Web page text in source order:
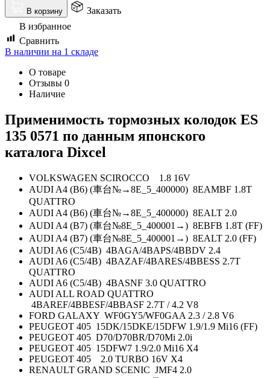
В корзину
Заказать
В избранное
Сравнить
В наличии на 1 складе
О товаре
Отзывы 0
Наличие
Применимость тормозных колодок ES
135 0571 по данным японского
каталога Dixcel
VOLKSWAGEN SCIROCCO 1.8 16V
AUDI A4 (B6) (車台№→8E_5_400000) 8EAMBF 1.8T
QUATTRO
AUDI A4 (B6) (車台№→8E_5_400000) 8EALT 2.0
AUDI A4 (B7) (車台№8E_5_400001→) 8EBFB 1.8T (FF)
AUDI A4 (B7) (車台№8E_5_400001→) 8EALT 2.0 (FF)
AUDI A6 (C5/4B) 4BAGA/4BAPS/4BBDV 2.4
AUDI A6 (C5/4B) 4BAZAF/4BARES/4BBESS 2.7T
QUATTRO
AUDI A6 (C5/4B) 4BASNF 3.0 QUATTRO
AUDI ALL ROAD QUATTRO
4BAREF/4BBESF/4BBASF 2.7T / 4.2 V8
FORD GALAXY WF0GY5/WF0GAA 2.3 / 2.8 V6
PEUGEOT 405 15DK/15DKE/15DFW 1.9/1.9 Mi16 (FF)
PEUGEOT 405 D70/D70BR/D70Mi 2.0i
PEUGEOT 405 15DFW7 1.9/2.0 Mi16 X4
PEUGEOT 405 2.0 TURBO 16V X4
RENAULT GRAND SCENIC JMF4 2.0